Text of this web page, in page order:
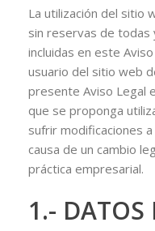
La utilización del sitio
sin reservas de todas
incluidas en este
usuario del sitio web
presente Aviso Legal
que se proponga
sufrir modificaciones
causa de un cambio
práctica empresarial.
1.- DATOS